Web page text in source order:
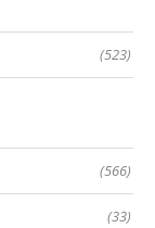
(523)
(566)
(33)